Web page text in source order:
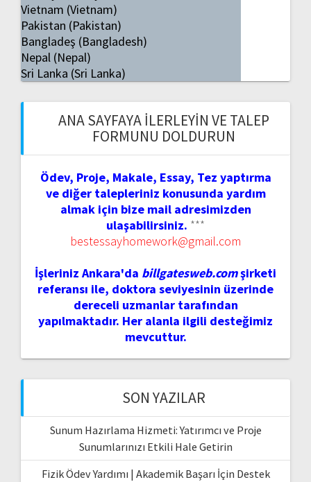
Vietnam (Vietnam)
Pakistan (Pakistan)
Bangladeş (Bangladesh)
Nepal (Nepal)
Sri Lanka (Sri Lanka)
ANA SAYFAYA İLERLEYIN VE TALEP
FORMUNU DOLDURUN
Ödev, Proje, Makale, Essay, Tez yaptırma
ve diğer talepleriniz konusunda yardım
almak için bize mail adresimizden
ulaşabilirsiniz. ***
bestessayhomework@gmail.com
İşleriniz Ankara'da billgatesweb.comşirketi
referansı ile, doktora seviyesinin üzerinde
dereceli uzmanlar tarafından
yapılmaktadır. Her alanla ilgili desteğimiz
mevcuttur.
SON YAZILAR
Sunum Hazırlama Hizmeti: Yatırımcı ve Proje
Sunumlarınızı Etkili Hale Getirin
Fizik Ödev Yardımı | Akademik Başarı İçin Destek